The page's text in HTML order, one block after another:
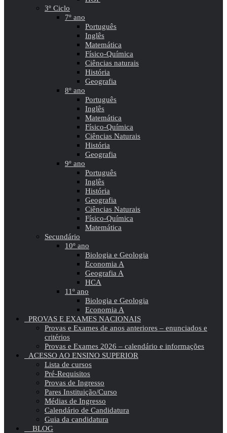
3º Ciclo
7º ano
Português
Inglês
Matemática
Físico-Química
Ciências naturais
História
Geografia
8º ano
Português
Inglês
Matemática
Físico-Química
Ciências Naturais
História
Geografia
9º ano
Português
Inglês
História
Geografia
Ciências Naturais
Físico-Química
Matemática
Secundário
10º ano
Biologia e Geologia
Economia A
Geografia A
HCA
11º ano
Biologia e Geologia
Economia A
PROVAS E EXAMES NACIONAIS
Provas e Exames de anos anteriores – enunciados e
critérios
Provas e Exames 2026 – calendário e informações
ACESSO AO ENSINO SUPERIOR
Lista de cursos
Pré-Requisitos
Provas de Ingresso
Pares Instituição/Curso
Médias de Ingresso
Calendário de Candidatura
Guia da candidatura
BLOG